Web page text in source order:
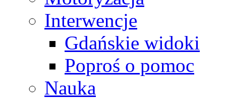
Interwencje
Gdańskie widoki
Poproś o pomoc
Nauka